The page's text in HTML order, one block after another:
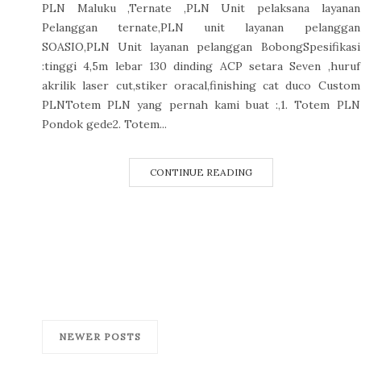
PLN Maluku ,Ternate ,PLN Unit pelaksana layanan
Pelanggan ternate,PLN unit layanan pelanggan
SOASIO,PLN Unit layanan pelanggan BobongSpesifikasi
:tinggi 4,5m lebar 130 dinding ACP setara Seven ,huruf
akrilik laser cut,stiker oracal,finishing cat duco Custom
PLNTotem PLN yang pernah kami buat :,1. Totem PLN
Pondok gede2. Totem...
CONTINUE READING
NEWER POSTS